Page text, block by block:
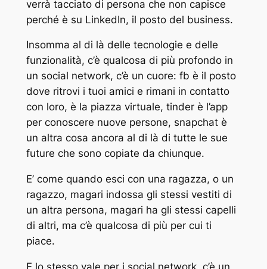
verrà tacciato di persona che non capisce
perché è su LinkedIn, il posto del business.
Insomma al di là delle tecnologie e delle
funzionalità, c’è qualcosa di più profondo in
un social network, c’è un cuore: fb è il posto
dove ritrovi i tuoi amici e rimani in contatto
con loro, è la piazza virtuale, tinder è l’app
per conoscere nuove persone, snapchat è
un altra cosa ancora al di là di tutte le sue
future che sono copiate da chiunque.
E’ come quando esci con una ragazza, o un
ragazzo, magari indossa gli stessi vestiti di
un altra persona, magari ha gli stessi capelli
di altri, ma c’è qualcosa di più per cui ti
piace.